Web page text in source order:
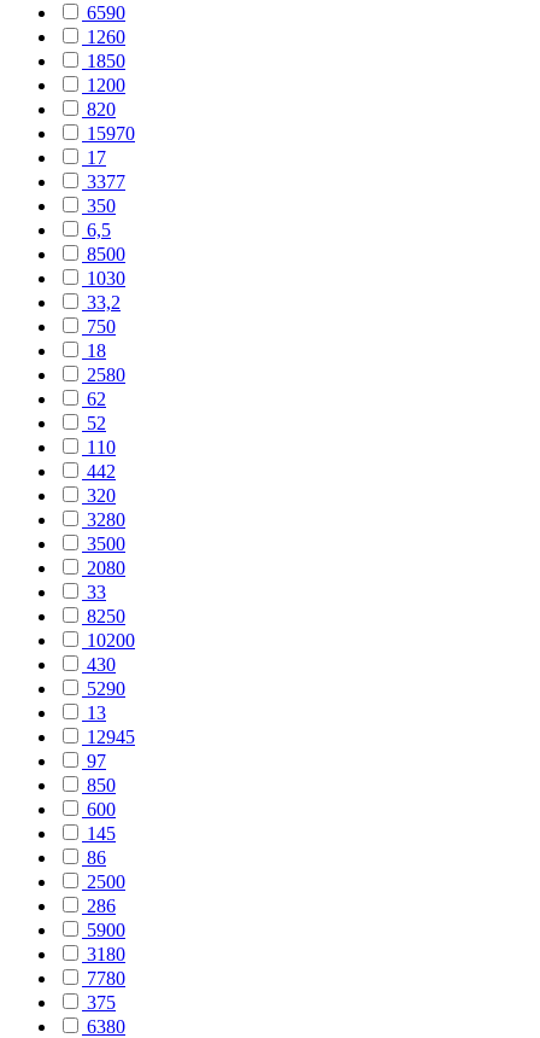
6590
1260
1850
1200
820
15970
17
3377
350
6,5
8500
1030
33,2
750
18
2580
62
52
110
442
320
3280
3500
2080
33
8250
10200
430
5290
13
12945
97
850
600
145
86
2500
286
5900
3180
7780
375
6380